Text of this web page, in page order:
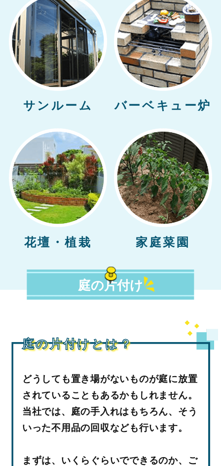
サンルーム バーベキュー炉
花壇・植栽 家庭菜園
庭の片付け
庭の片付けとは？
どうしても置き場がないものが庭に放置
されていることもあるかもしれません。
当社では、庭の手入れはもちろん、そう
いった不用品の回収なども行います。
まずは、いくらぐらいでできるのか、ご